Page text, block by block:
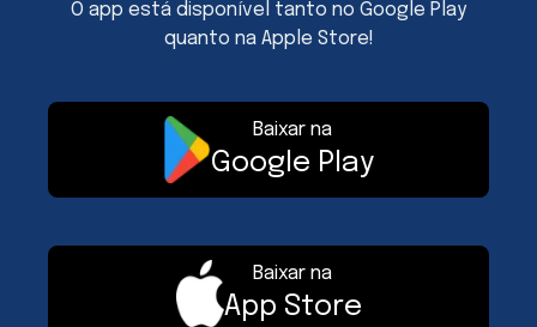
O app está disponível tanto no Google Play
quanto na Apple Store!
Baixar na
Google Play
Baixar na
App Store